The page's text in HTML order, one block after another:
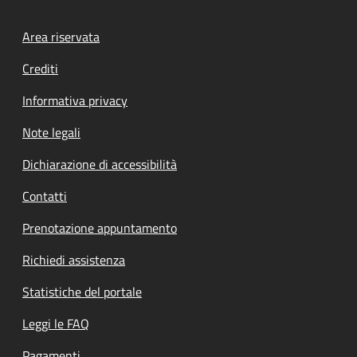
Footer menu
Area riservata
Crediti
Informativa privacy
Note legali
Dichiarazione di accessibilità
Contatti
Prenotazione appuntamento
Richiedi assistenza
Statistiche del portale
Leggi le FAQ